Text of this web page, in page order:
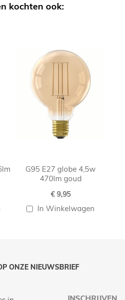
kochten ook:
G95 E27 globe 4,5w
470lm goud
€ 9,95
In Winkelwagen
ONZE NIEUWSBRIEF